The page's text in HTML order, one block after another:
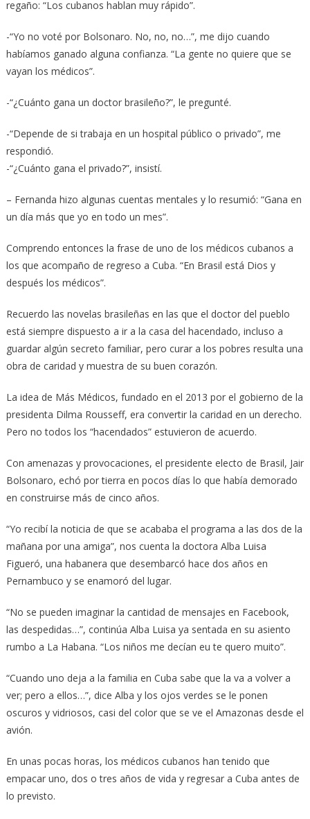
regaño: “Los cubanos hablan muy rápido”.
-“Yo no voté por Bolsonaro. No, no, no…”, me dijo cuando
habíamos ganado alguna confianza. “La gente no quiere que se
vayan los médicos”.
-“¿Cuánto gana un doctor brasileño?”, le pregunté.
-“Depende de si trabaja en un hospital público o privado”, me
respondió.
-“¿Cuánto gana el privado?”, insistí.
– Fernanda hizo algunas cuentas mentales y lo resumió: “Gana en
un día más que yo en todo un mes”.
Comprendo entonces la frase de uno de los médicos cubanos a
los que acompaño de regreso a Cuba. “En Brasil está Dios y
después los médicos”.
Recuerdo las novelas brasileñas en las que el doctor del pueblo
está siempre dispuesto a ir a la casa del hacendado, incluso a
guardar algún secreto familiar, pero curar a los pobres resulta una
obra de caridad y muestra de su buen corazón.
La idea de Más Médicos, fundado en el 2013 por el gobierno de la
presidenta Dilma Rousseff, era convertir la caridad en un derecho.
Pero no todos los “hacendados” estuvieron de acuerdo.
Con amenazas y provocaciones, el presidente electo de Brasil, Jair
Bolsonaro, echó por tierra en pocos días lo que había demorado
en construirse más de cinco años.
“Yo recibí la noticia de que se acababa el programa a las dos de la
mañana por una amiga”, nos cuenta la doctora Alba Luisa
Figueró, una habanera que desembarcó hace dos años en
Pernambuco y se enamoró del lugar.
“No se pueden imaginar la cantidad de mensajes en Facebook,
las despedidas…”, continúa Alba Luisa ya sentada en su asiento
rumbo a La Habana. “Los niños me decían eu te quero muito”.
“Cuando uno deja a la familia en Cuba sabe que la va a volver a
ver; pero a ellos…”, dice Alba y los ojos verdes se le ponen
oscuros y vidriosos, casi del color que se ve el Amazonas desde el
avión.
En unas pocas horas, los médicos cubanos han tenido que
empacar uno, dos o tres años de vida y regresar a Cuba antes de
lo previsto.